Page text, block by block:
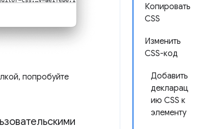
Копировать
CSS
Изменить
CSS-код
Добавить
декларац
ию CSS к
элементу
попробуйте